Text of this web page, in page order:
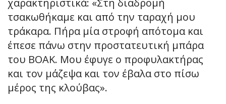
τσακωθήκαμε και από την ταραχή μου
τράκαρα. Πήρα μία στροφή απότομα και
έπεσε πάνω στην προστατευτική μπάρα
του ΒΟΑΚ. Μου έφυγε ο προφυλακτήρας
και τον μάζεψα και τον έβαλα στο πίσω
μέρος της κλούβας».